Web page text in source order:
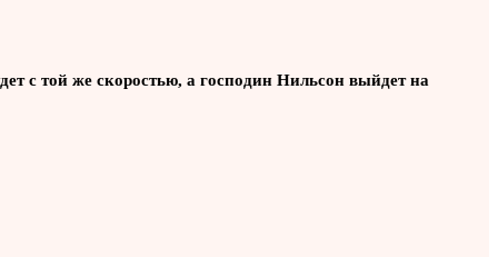
с той же скоростью, а господин Нильсон выйдет на